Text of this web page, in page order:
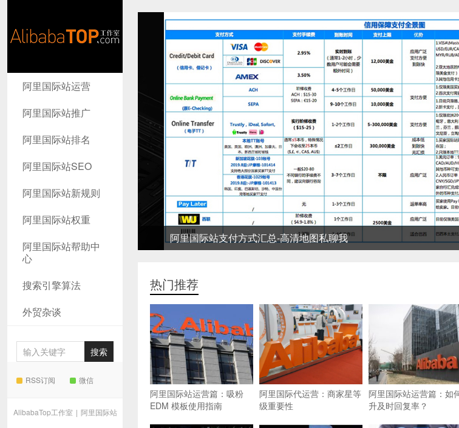
AlibabaTop
工作室
阿里国际站运营
阿里国际站推广
阿里国际站排名
阿里国际站SEO
阿里国际站新规则
阿里国际站权重
阿里国际站帮助中
心
搜索引擎算法
外贸杂谈
RSS订阅 微信
AlibabaTop工作室 | 阿里国际站
阿里国际站支付方式汇总-高清地图私聊我
热门推荐
阿里国际站运营篇：吸粉
EDM 模板使用指南
阿里国际代运营：商家星等
级重要性
阿里国际站运营篇：如
升及时回复率？